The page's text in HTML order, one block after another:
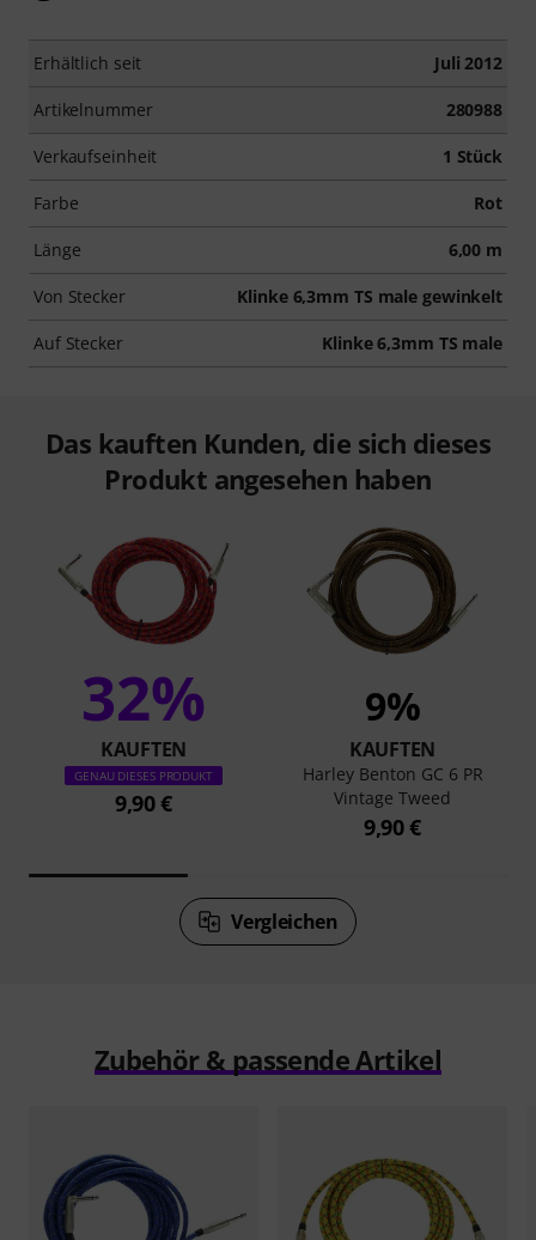
Erhältlich seit Juli 2012
Artikelnummer 280988
Verkaufseinheit 1 Stück
Farbe Rot
Länge 6,00 m
Von Stecker Klinke 6,3mm TS male gewinkelt
Auf Stecker Klinke 6,3mm TS male
Das kauften Kunden, die sich dieses
Produkt angesehen haben
32%
KAUFTEN
GENAU DIESES PRODUKT
9,90 €
9%
KAUFTEN
Harley Benton GC 6 PR
Vintage Tweed
9,90 €
Vergleichen
Zubehör & passende Artikel